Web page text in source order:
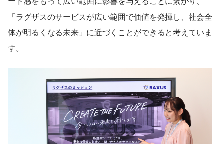
「ラグザスのサービスが広い範囲で価値を発揮し、社会全
体が明るくなる未来」に近づくことができると考えていま
す。